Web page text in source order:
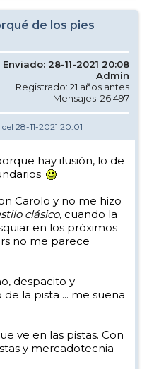
de los pies
Enviado: 28-11-2021 20:08
Admin
Registrado: 21 años antes
Mensajes: 26.497
del 28-11-2021 20:01
hay ilusión, lo de
Carolo y no me hizo
clásico, cuando la
en los próximos
no me parece
despacito y
la pista ... me suena
ve en las pistas. Con
y mercadotecnia